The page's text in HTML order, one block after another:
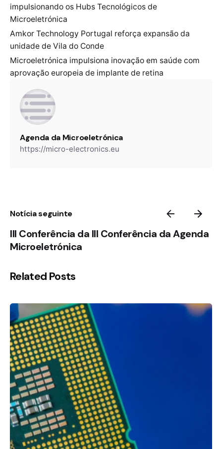
impulsionando os Hubs Tecnológicos de
Microeletrónica
Amkor Technology Portugal reforça expansão da
unidade de Vila do Conde
Microeletrónica impulsiona inovação em saúde com
aprovação europeia de implante de retina
Agenda da Microeletrónica
https://micro-electronics.eu
Notícia seguinte
III Conferência da III Conferência da Agenda
Microeletrónica
Related Posts